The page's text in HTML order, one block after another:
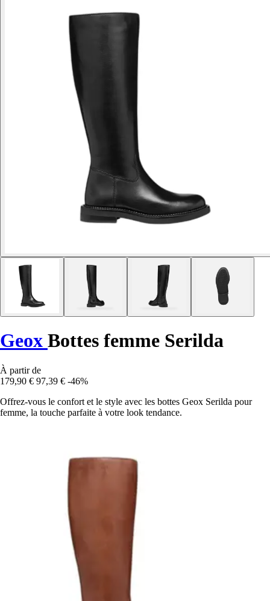
Geox Bottes femme Serilda
À partir de
179,90 € 97,39 € -46%
Offrez-vous le confort et le style avec les bottes Geox Serilda pour
femme, la touche parfaite à votre look tendance.